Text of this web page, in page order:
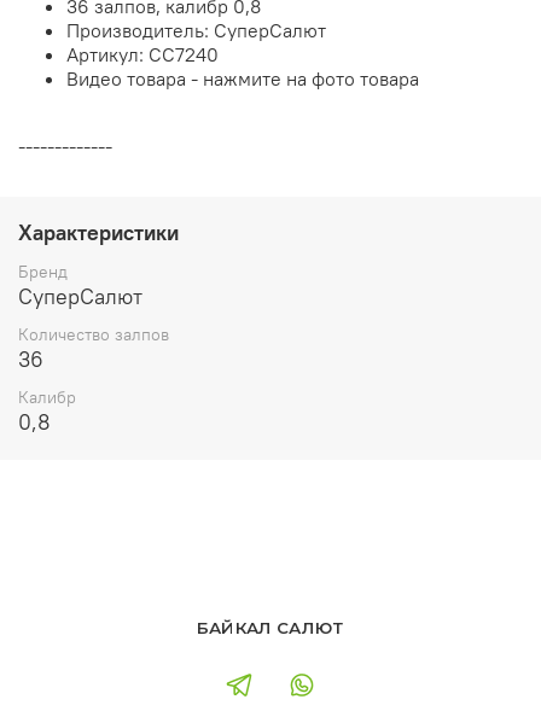
36 залпов, калибр 0,8
Производитель: СуперСалют
Артикул: СС7240
Видео товара - нажмите на фото товара
-------------
Характеристики
Бренд
СуперСалют
Количество залпов
36
Калибр
0,8
БАЙКАЛ САЛЮТ